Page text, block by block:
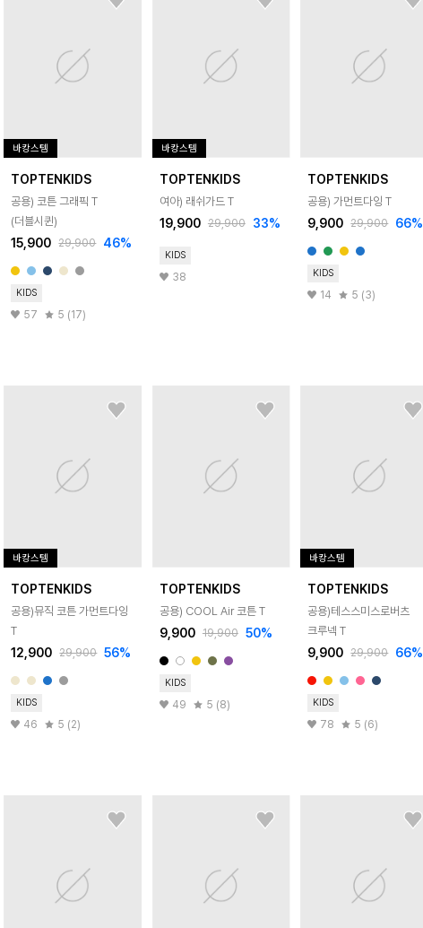
바캉스템
TOPTENKIDS
공용) 코튼 그래픽 T
(더블시퀸)
15,900 29,900 46%
KIDS
57 5 (17)
바캉스템
TOPTENKIDS
여아) 래쉬가드 T
19,900 29,900 33%
KIDS
38
TOPTENKIDS
공용) 가먼트다잉 T
9,900 29,900 66%
KIDS
14 5 (3)
바캉스템
TOPTENKIDS
공용)뮤직 코튼 가먼트다잉
T
12,900 29,900 56%
KIDS
46 5 (2)
TOPTENKIDS
공용) COOL Air 코튼 T
9,900 19,900 50%
KIDS
49 5 (8)
바캉스템
TOPTENKIDS
공용)테스스미스로버츠
크루넥 T
9,900 29,900 66%
KIDS
78 5 (6)